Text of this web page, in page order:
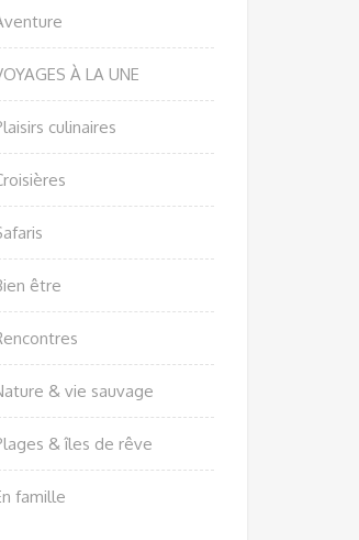
À LA UNE
culinaires
être
& vie sauvage
& îles de rêve
famille